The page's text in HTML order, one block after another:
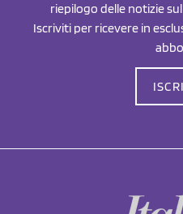
riepilogo delle notizie
Iscriviti per ricevere in